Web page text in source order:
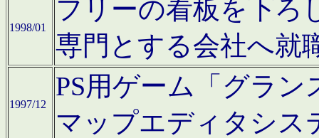
1998/01
フリーの看板を下ろ
専門とする会社へ就
1997/12
PS用ゲーム「グラン
マップエディタシス